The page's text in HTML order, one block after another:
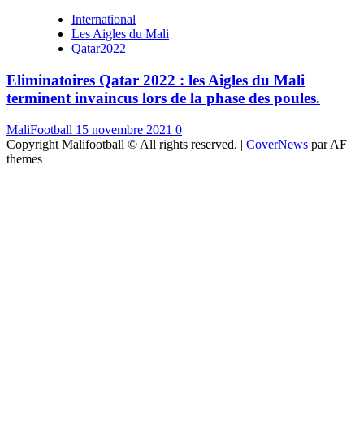
International
Les Aigles du Mali
Qatar2022
Eliminatoires Qatar 2022 : les Aigles du Mali
terminent invaincus lors de la phase des poules.
MaliFootball 15 novembre 2021 0
Copyright Malifootball © All rights reserved. | CoverNews par AF
themes